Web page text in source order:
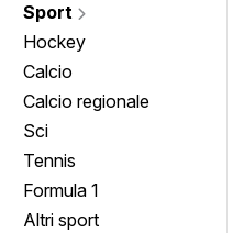
Sport
Hockey
Calcio
Calcio regionale
Sci
Tennis
Formula 1
Altri sport